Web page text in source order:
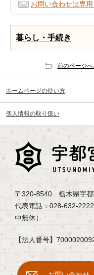
お問い合わせは専
暮らし・手続き
前のページへ
ホームページの使い方
個人情報の取り扱い
〒320-8540 栃木県宇都
代表電話：028-632-
中無休）
【法人番号】